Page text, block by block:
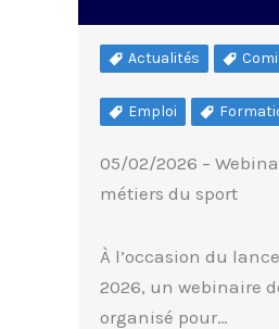
Actualités
Emploi
05/02/2026 –
métiers du sport
À l’occasion du
2026, un webinaire
organisé pour…